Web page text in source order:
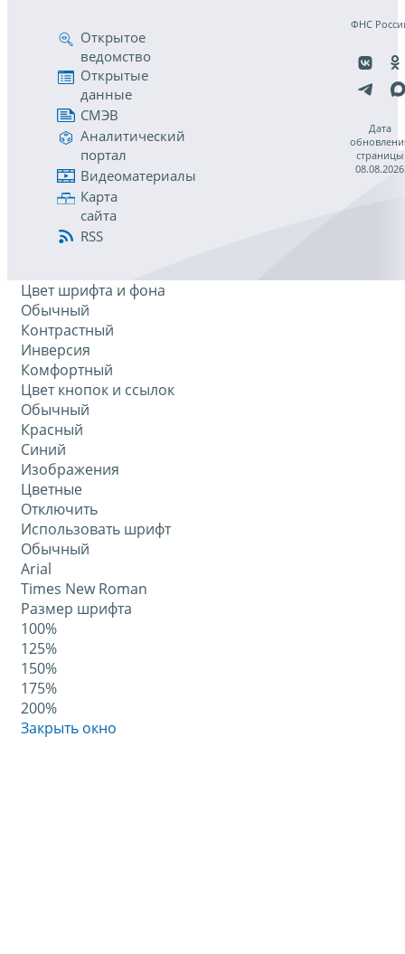
Открытое
ведомство
Открытые
данные
СМЭВ
Аналитический
портал
Видеоматериалы
Карта
сайта
RSS
ФНС
Дата
страницы
08.08.2026
Цвет шрифта и фона
Обычный
Контрастный
Инверсия
Комфортный
Цвет кнопок и ссылок
Обычный
Красный
Синий
Изображения
Цветные
Отключить
Использовать шрифт
Обычный
Arial
Times New Roman
Размер шрифта
100%
125%
150%
175%
200%
Закрыть окно